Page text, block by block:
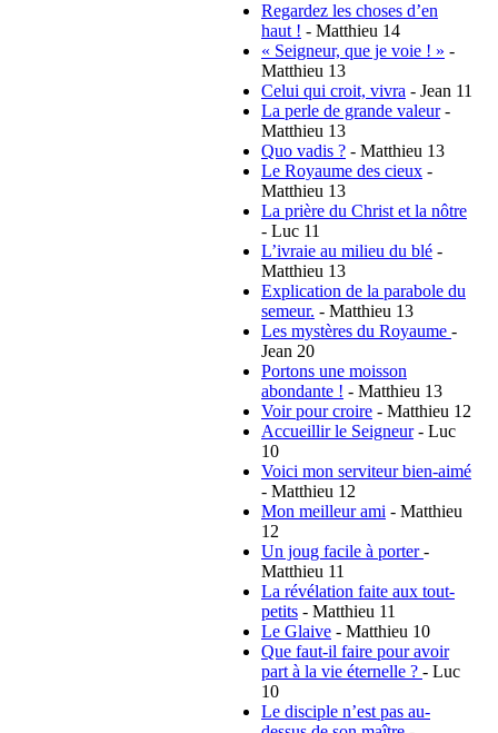
Regardez les choses d’en
haut ! - Matthieu 14
« Seigneur, que je voie ! » -
Matthieu 13
Celui qui croit, vivra - Jean 11
La perle de grande valeur-
Matthieu 13
Quo vadis ? - Matthieu 13
Le Royaume des cieux -
Matthieu 13
La prière du Christ et la nôtre
- Luc 11
L’ivraie au milieu du blé -
Matthieu 13
Explication de la parabole du
semeur. - Matthieu 13
Les mystères du Royaume -
Jean 20
Portons une moisson
abondante ! - Matthieu 13
Voir pour croire - Matthieu 12
Accueillir le Seigneur- Luc
10
Voici mon serviteur bien-aimé
- Matthieu 12
Mon meilleur ami - Matthieu
12
Un joug facile à porter-
Matthieu 11
La révélation faite aux tout-
petits - Matthieu 11
Le Glaive - Matthieu 10
Que faut-il faire pour avoir
part à la vie éternelle ? - Luc
10
Le disciple n’est pas au-